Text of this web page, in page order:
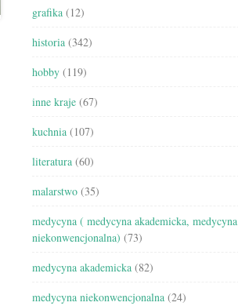
grafika (12)
historia (342)
hobby (119)
inne kraje (67)
kuchnia (107)
literatura (60)
malarstwo (35)
medycyna ( medycyna akademicka, medycyna
niekonwencjonalna) (73)
medycyna akademicka (82)
medycyna niekonwencjonalna (24)